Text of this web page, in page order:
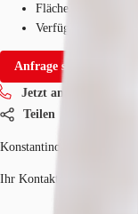
Fläche
Verfügbarkeit
Anfrage senden
Jetzt anrufen
Teilen
Konstantinos Krikelis
Ihr Kontakt